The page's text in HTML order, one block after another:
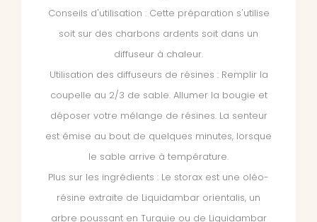
Conseils d'utilisation : Cette préparation s'utilise
soit sur des charbons ardents soit dans un
diffuseur à chaleur.
Utilisation des diffuseurs de résines : Remplir la
coupelle au 2/3 de sable. Allumer la bougie et
déposer votre mélange de résines. La senteur
est émise au bout de quelques minutes, lorsque
le sable arrive à température.
Plus sur les ingrédients : Le storax est une oléo-
résine extraite de Liquidambar orientalis, un
arbre poussant en Turquie ou de Liquidambar